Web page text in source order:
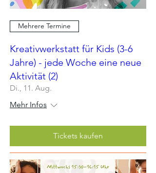
Mehrere Termine
Kreativwerkstatt für Kids (3-6
Jahre) - jede Woche eine neue
Aktivität (2)
Di., 11. Aug.
Mehr Infos
Tickets kaufen